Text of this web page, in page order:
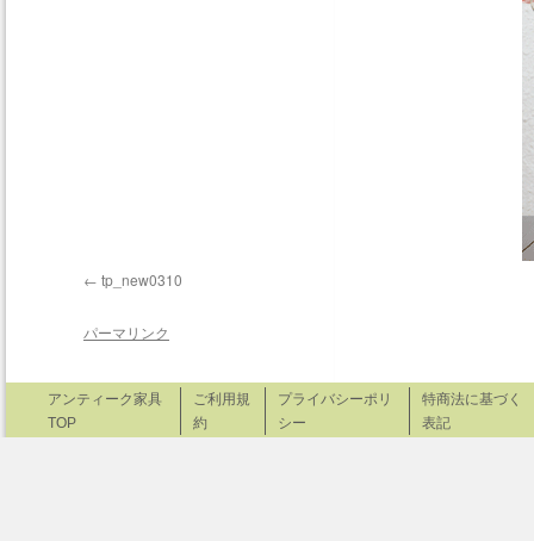
tp_new0310
パーマリンク
アンティーク家具
TOP
ご利用規
約
プライバシーポリ
シー
特商法に基づく
表記